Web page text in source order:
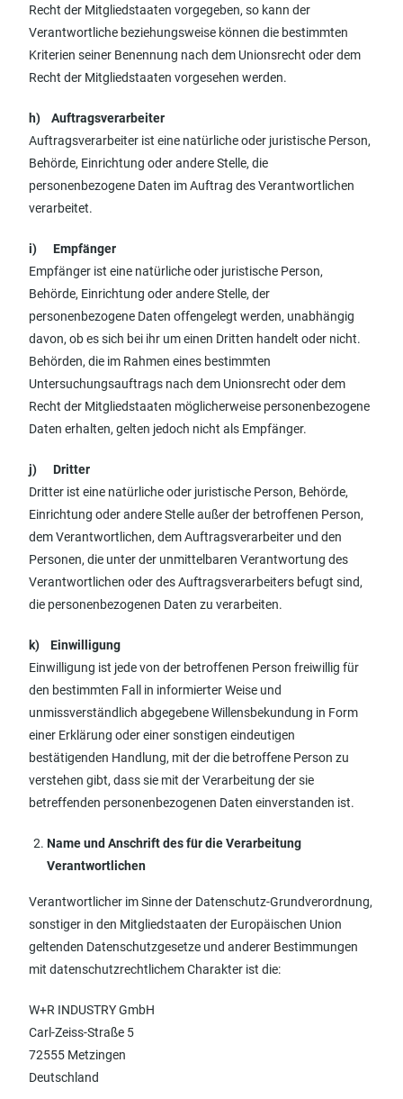
Recht der Mitgliedstaaten vorgegeben, so kann der
Verantwortliche beziehungsweise können die bestimmten
Kriterien seiner Benennung nach dem Unionsrecht oder dem
Recht der Mitgliedstaaten vorgesehen werden.
h) Auftragsverarbeiter
Auftragsverarbeiter ist eine natürliche oder juristische Person,
Behörde, Einrichtung oder andere Stelle, die
personenbezogene Daten im Auftrag des Verantwortlichen
verarbeitet.
i) Empfänger
Empfänger ist eine natürliche oder juristische Person,
Behörde, Einrichtung oder andere Stelle, der
personenbezogene Daten offengelegt werden, unabhängig
davon, ob es sich bei ihr um einen Dritten handelt oder nicht.
Behörden, die im Rahmen eines bestimmten
Untersuchungsauftrags nach dem Unionsrecht oder dem
Recht der Mitgliedstaaten möglicherweise personenbezogene
Daten erhalten, gelten jedoch nicht als Empfänger.
j) Dritter
Dritter ist eine natürliche oder juristische Person, Behörde,
Einrichtung oder andere Stelle außer der betroffenen Person,
dem Verantwortlichen, dem Auftragsverarbeiter und den
Personen, die unter der unmittelbaren Verantwortung des
Verantwortlichen oder des Auftragsverarbeiters befugt sind,
die personenbezogenen Daten zu verarbeiten.
k) Einwilligung
Einwilligung ist jede von der betroffenen Person freiwillig für
den bestimmten Fall in informierter Weise und
unmissverständlich abgegebene Willensbekundung in Form
einer Erklärung oder einer sonstigen eindeutigen
bestätigenden Handlung, mit der die betroffene Person zu
verstehen gibt, dass sie mit der Verarbeitung der sie
betreffenden personenbezogenen Daten einverstanden ist.
Name und Anschrift des für die Verarbeitung
Verantwortlichen
Verantwortlicher im Sinne der Datenschutz-Grundverordnung,
sonstiger in den Mitgliedstaaten der Europäischen Union
geltenden Datenschutzgesetze und anderer Bestimmungen
mit datenschutzrechtlichem Charakter ist die:
W+R INDUSTRY GmbH
Carl-Zeiss-Straße 5
72555 Metzingen
Deutschland